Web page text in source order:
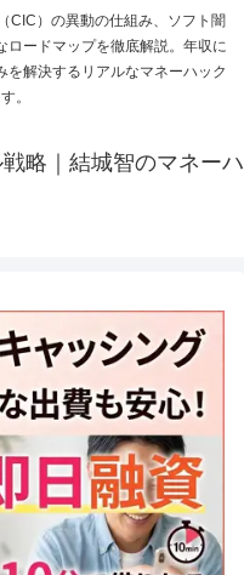
CIC）の異動の仕組み、ソフト闇
ロードマップを徹底解説。年収に
を解決するリアルなマネーハック
。
略｜結城智のマネーハ